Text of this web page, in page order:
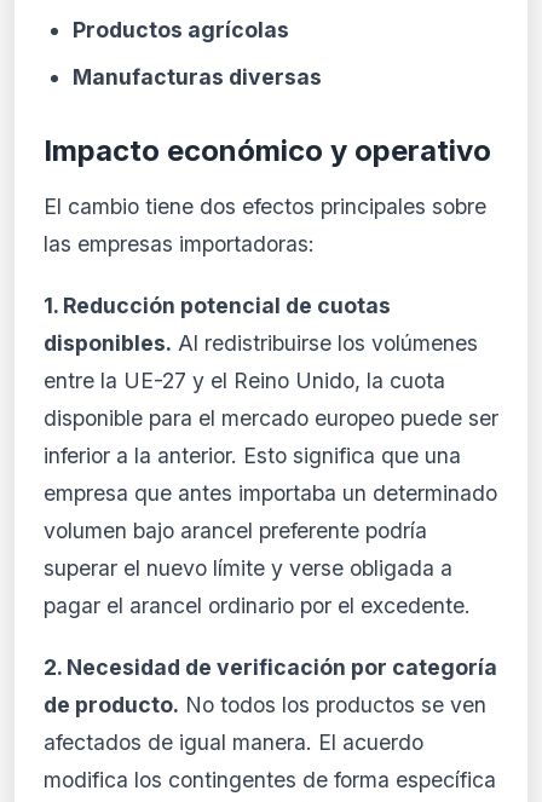
Productos agrícolas
Manufacturas diversas
Impacto económico y operativo
El cambio tiene dos efectos principales sobre
las empresas importadoras:
1. Reducción potencial de cuotas
disponibles. Al redistribuirse los volúmenes
entre la UE-27 y el Reino Unido, la cuota
disponible para el mercado europeo puede ser
inferior a la anterior. Esto significa que una
empresa que antes importaba un determinado
volumen bajo arancel preferente podría
superar el nuevo límite y verse obligada a
pagar el arancel ordinario por el excedente.
2. Necesidad de verificación por categoría
de producto. No todos los productos se ven
afectados de igual manera. El acuerdo
modifica los contingentes de forma específica